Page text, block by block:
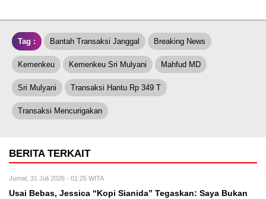
Tag : Bantah Transaksi Janggal Breaking News
Kemenkeu Kemenkeu Sri Mulyani Mahfud MD
Sri Mulyani Transaksi Hantu Rp 349 T
Transaksi Mencurigakan
BERITA TERKAIT
Jumat, 31 Juli 2026 - 01:25 WITA
Usai Bebas, Jessica “Kopi Sianida” Tegaskan: Saya Bukan